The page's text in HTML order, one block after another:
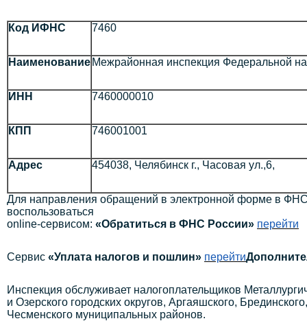
Код ИФНС 7460
Наименование Межрайонная инспекция Федеральной
ИНН 7460000010
КПП 746001001
Адрес 454038, Челябинск г., Часовая ул.,6,
Для направления обращений в электронной форме в
воспользоваться
online-сервисом: «Обратиться в ФНС России» перейти
Сервис «Уплата налогов и пошлин» перейти
Инспекция обслуживает налогоплательщиков
и Озерского городских округов, Аргаяшского,
Чесменского муниципальных районов.